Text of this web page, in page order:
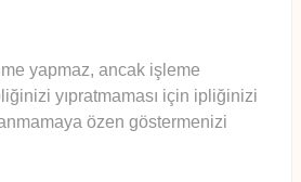
yapmaz, ancak işleme
yıpratmaması için ipliğinizi
özen göstermenizi